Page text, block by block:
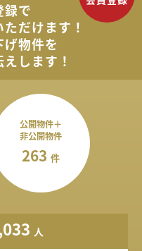
録で
ただけます！
物件を
します！
公開物件＋
非公開物件
263 件
人